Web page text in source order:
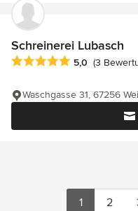
Schreinerei Lubasch
Durchschnittliche
5,0 (3
Waschgasse 31, 67256
1 2